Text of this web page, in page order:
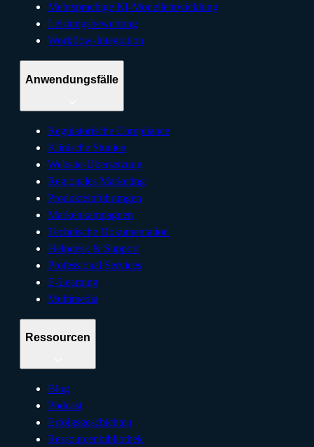
Mehrsprachige KI-Modellentwicklung
Leistungsbewertung
Workflow-Integration
Anwendungsfälle
Regulatorische Compliance
Klinische Studien
Website-Übersetzung
Regionales Marketing
Produkteinführungen
Markenkampagnen
Technische Dokumentation
Helpdesk & Support
Professional Services
E-Learning
Multimedia
Ressourcen
Blog
Podcast
Erfolgsgeschichten
Ressourcenbibliothek